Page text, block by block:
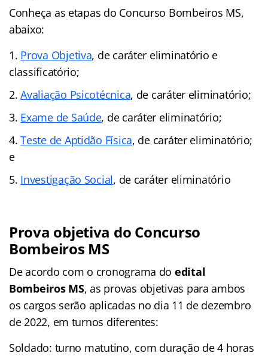
Conheça as etapas do Concurso Bombeiros MS,
abaixo:
Prova Objetiva, de caráter eliminatório e
classificatório;
Avaliação Psicotécnica, de caráter eliminatório;
Exame de Saúde, de caráter eliminatório;
Teste de Aptidão Física, de caráter eliminatório;
e
Investigação Social, de caráter eliminatório
Prova objetiva do Concurso
Bombeiros MS
De acordo com o cronograma do edital
Bombeiros MS, as provas objetivas para ambos
os cargos serão aplicadas no dia 11 de dezembro
de 2022, em turnos diferentes:
Soldado: turno matutino, com duração de 4 horas